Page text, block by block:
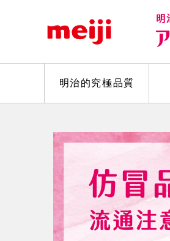
明治的究極品質